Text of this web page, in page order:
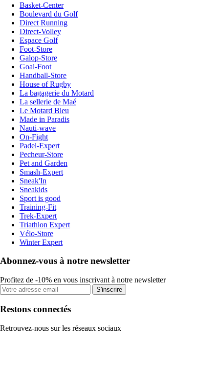
Basket-Center
Boulevard du Golf
Direct Running
Direct-Volley
Espace Golf
Foot-Store
Galop-Store
Goal-Foot
Handball-Store
House of Rugby
La bagagerie du Motard
La sellerie de Maé
Le Motard Bleu
Made in Paradis
Nauti-wave
On-Fight
Padel-Expert
Pecheur-Store
Pet and Garden
Smash-Expert
Sneak'In
Sneakids
Sport is good
Training-Fit
Trek-Expert
Triathlon Expert
Vélo-Store
Winter Expert
Abonnez-vous à notre newsletter
Profitez de -10% en vous inscrivant à notre newsletter
S'inscrire
Restons connectés
Retrouvez-nous sur les réseaux sociaux